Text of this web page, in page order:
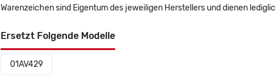
Warenzeichen sind Eigentum des jeweiligen Herstellers und dienen
Ersetzt Folgende Modelle
01AV429